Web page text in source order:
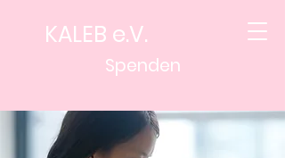
KALEB e.V.
Spenden